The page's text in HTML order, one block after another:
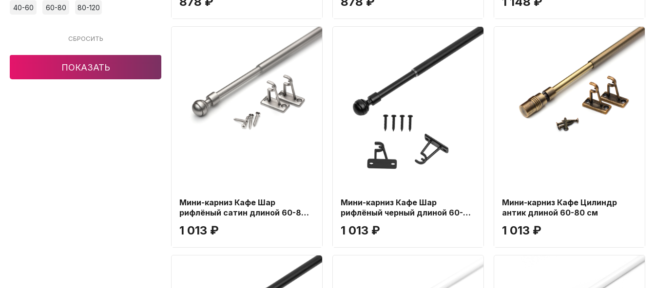
40-60 60-80 80-120
Мини-карниз Кафе Шар
рифлёный сатин длиной 60-80
1 013 ₽
Мини-карниз Кафе Шар
рифлёный черный длиной 60-80
1 013 ₽
Мини-карниз Кафе Цилиндр
антик длиной 60-80 см
1 013 ₽